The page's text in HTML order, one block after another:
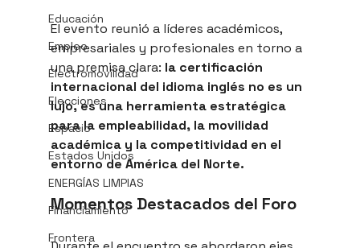
Educación
Empleo
Electromovilidad
Elecciones
Espacio
Estados Unidos
ENERGÍAS LIMPIAS
Financiamiento
Frontera
El evento reunió a líderes académicos,
empresariales y profesionales en torno a
una premisa clara: la certificación
internacional del idioma inglés no es un
lujo, es una herramienta estratégica
para la empleabilidad, la movilidad
académica y la competitividad en el
entorno de América del Norte.
Momentos Destacados del Foro